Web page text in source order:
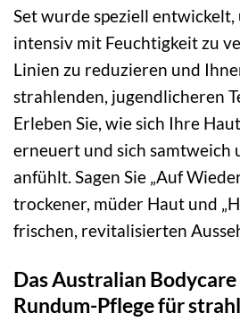
Set wurde speziell
intensiv mit Feuchtigkeit zu
Linien zu reduzieren und
strahlenden, jugendlicheren
Erleben Sie, wie sich Ihre
erneuert und sich samtweich
anfühlt. Sagen Sie „Auf
trockener, müder Haut und
frischen, revitalisierten
Das Australian
Rundum-Pflege für